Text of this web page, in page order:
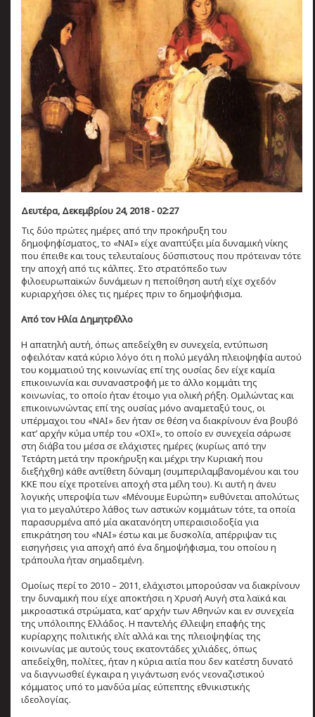
Δευτέρα, Δεκεμβρίου 24, 2018 - 02:27
Τις δύο πρώτες ημέρες από την προκήρυξη του
δημοψηφίσματος, το «ΝΑΙ» είχε αναπτύξει μία δυναμική νίκης
που έπειθε και τους τελευταίους δύσπιστους που πρότειναν τότε
την αποχή από τις κάλπες. Στο στρατόπεδο των
φιλοευρωπαϊκών δυνάμεων η πεποίθηση αυτή είχε σχεδόν
κυριαρχήσει όλες τις ημέρες πριν το δημοψήφισμα.
Από τον Ηλία Δημητρέλλο
Η απατηλή αυτή, όπως απεδείχθη εν συνεχεία, εντύπωση
οφειλόταν κατά κύριο λόγο ότι η πολύ μεγάλη πλειοψηφία αυτού
του κομματιού της κοινωνίας επί της ουσίας δεν είχε καμία
επικοινωνία και συναναστροφή με το άλλο κομμάτι της
κοινωνίας, το οποίο ήταν έτοιμο για ολική ρήξη. Ομιλώντας και
επικοινωνώντας επί της ουσίας μόνο αναμεταξύ τους, οι
υπέρμαχοι του «ΝΑΙ» δεν ήταν σε θέση να διακρίνουν ένα βουβό
κατ’ αρχήν κύμα υπέρ του «ΟΧΙ», το οποίο εν συνεχεία σάρωσε
στη διάβα του μέσα σε ελάχιστες ημέρες (κυρίως από την
Τετάρτη μετά την προκήρυξη και μέχρι την Κυριακή που
διεξήχθη) κάθε αντίθετη δύναμη (συμπεριλαμβανομένου και του
ΚΚΕ που είχε προτείνει αποχή στα μέλη του). Κι αυτή η άνευ
λογικής υπεροψία των «Μένουμε Ευρώπη» ευθύνεται απολύτως
για το μεγαλύτερο λάθος των αστικών κομμάτων τότε, τα οποία
παρασυρμένα από μία ακατανόητη υπεραισιοδοξία για
επικράτηση του «ΝΑΙ» έστω και με δυσκολία, απέρριψαν τις
εισηγήσεις για αποχή από ένα δημοψήφισμα, του οποίου η
τράπουλα ήταν σημαδεμένη.
Ομοίως περί το 2010 – 2011, ελάχιστοι μπορούσαν να διακρίνουν
την δυναμική που είχε αποκτήσει η Χρυσή Αυγή στα λαϊκά και
μικροαστικά στρώματα, κατ’ αρχήν των Αθηνών και εν συνεχεία
της υπόλοιπης Ελλάδος. Η παντελής έλλειψη επαφής της
κυρίαρχης πολιτικής ελίτ αλλά και της πλειοψηφίας της
κοινωνίας με αυτούς τους εκατοντάδες χιλιάδες, όπως
απεδείχθη, πολίτες, ήταν η κύρια αιτία που δεν κατέστη δυνατό
να διαγνωσθεί έγκαιρα η γιγάντωση ενός νεοναζιστικού
κόμματος υπό το μανδύα μίας εύπεπτης εθνικιστικής
ιδεολογίας.